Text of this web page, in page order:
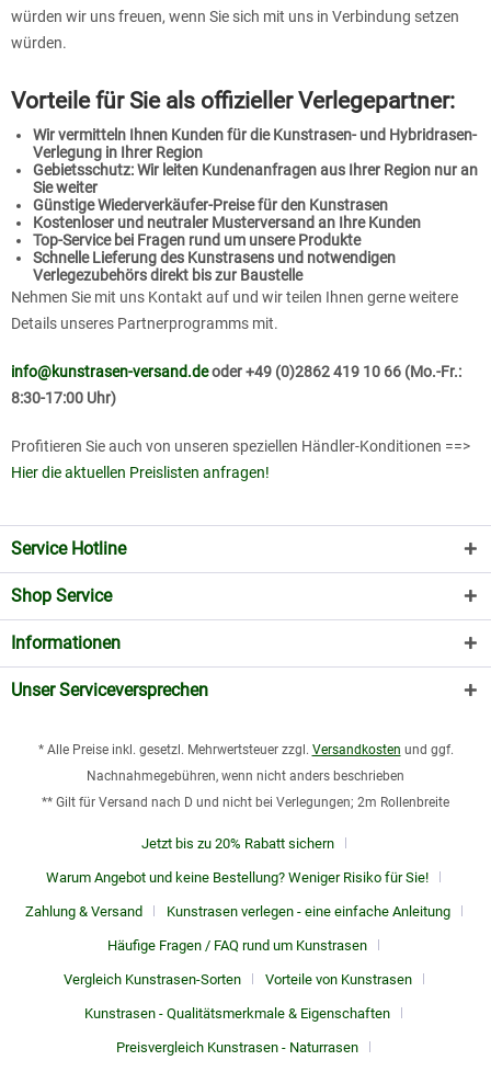
würden wir uns freuen, wenn Sie sich mit uns in Verbindung setzen
würden.
Vorteile für Sie als offizieller Verlegepartner:
Wir vermitteln Ihnen Kunden für die Kunstrasen- und Hybridrasen-
Verlegung in Ihrer Region
Gebietsschutz: Wir leiten Kundenanfragen aus Ihrer Region nur an
Sie weiter
Günstige Wiederverkäufer-Preise für den Kunstrasen
Kostenloser und neutraler Musterversand an Ihre Kunden
Top-Service bei Fragen rund um unsere Produkte
Schnelle Lieferung des Kunstrasens und notwendigen
Verlegezubehörsdirekt bis zur Baustelle
Nehmen Sie mit uns Kontakt auf und wir teilen Ihnen gerne weitere
Details unseres Partnerprogramms mit.
info@kunstrasen-versand.deoder +49 (0)2862 419 10 66 (Mo.-Fr.:
8:30-17:00 Uhr)
Profitieren Sie auch von unseren speziellen Händler-Konditionen ==>
Hier die aktuellen Preislisten anfragen!
Service Hotline
Shop Service
Informationen
Unser Serviceversprechen
* Alle Preise inkl. gesetzl. Mehrwertsteuer zzgl. Versandkosten und ggf.
Nachnahmegebühren, wenn nicht anders beschrieben
** Gilt für Versand nach D und nicht bei Verlegungen; 2m Rollenbreite
Jetzt bis zu 20% Rabatt sichern
Warum Angebot und keine Bestellung? Weniger Risiko für Sie!
Zahlung & Versand Kunstrasen verlegen - eine einfache Anleitung
Häufige Fragen / FAQ rund um Kunstrasen
Vergleich Kunstrasen-Sorten Vorteile von Kunstrasen
Kunstrasen - Qualitätsmerkmale & Eigenschaften
Preisvergleich Kunstrasen - Naturrasen